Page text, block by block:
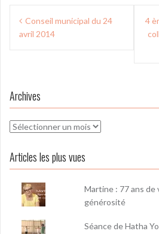
Navigation
de Conseil municipal du 24
avril 2014
4
Archives
Archives
Articles les plus vues
Martine : 77 ans de
générosité
Séance de Hatha